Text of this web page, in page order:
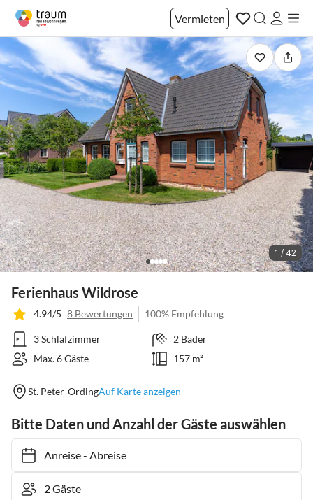
Vermieten
1 / 42
Ferienhaus Wildrose
4.94/5 8 Bewertungen 100% Empfehlung
3 Schlafzimmer
2 Bäder
Max. 6 Gäste
157 m²
St. Peter-OrdingAuf Karte anzeigen
Bitte Daten und Anzahl der Gäste auswählen
Anreise- Abreise